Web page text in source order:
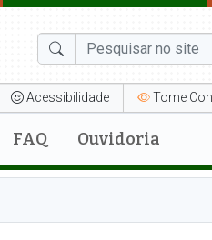
Acessibilidade Tome
FAQ Ouvidoria